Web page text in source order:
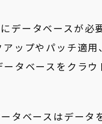
データベースが
ップやパッチ適
タベースをクラ
タベースはデータ